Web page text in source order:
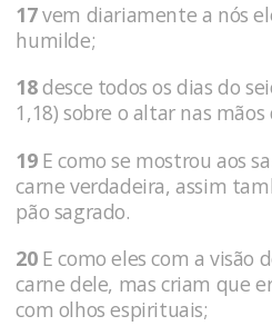
17vem diariamente a nós
humilde;
18des­ce todos os dias do
1,18) sobre o altar nas mãos
19 E como se mostrou aos
carne verdadeira, assim
pão sagrado.
20 E como eles com a visão
carne dele, mas criam que
com olhos espirituais;